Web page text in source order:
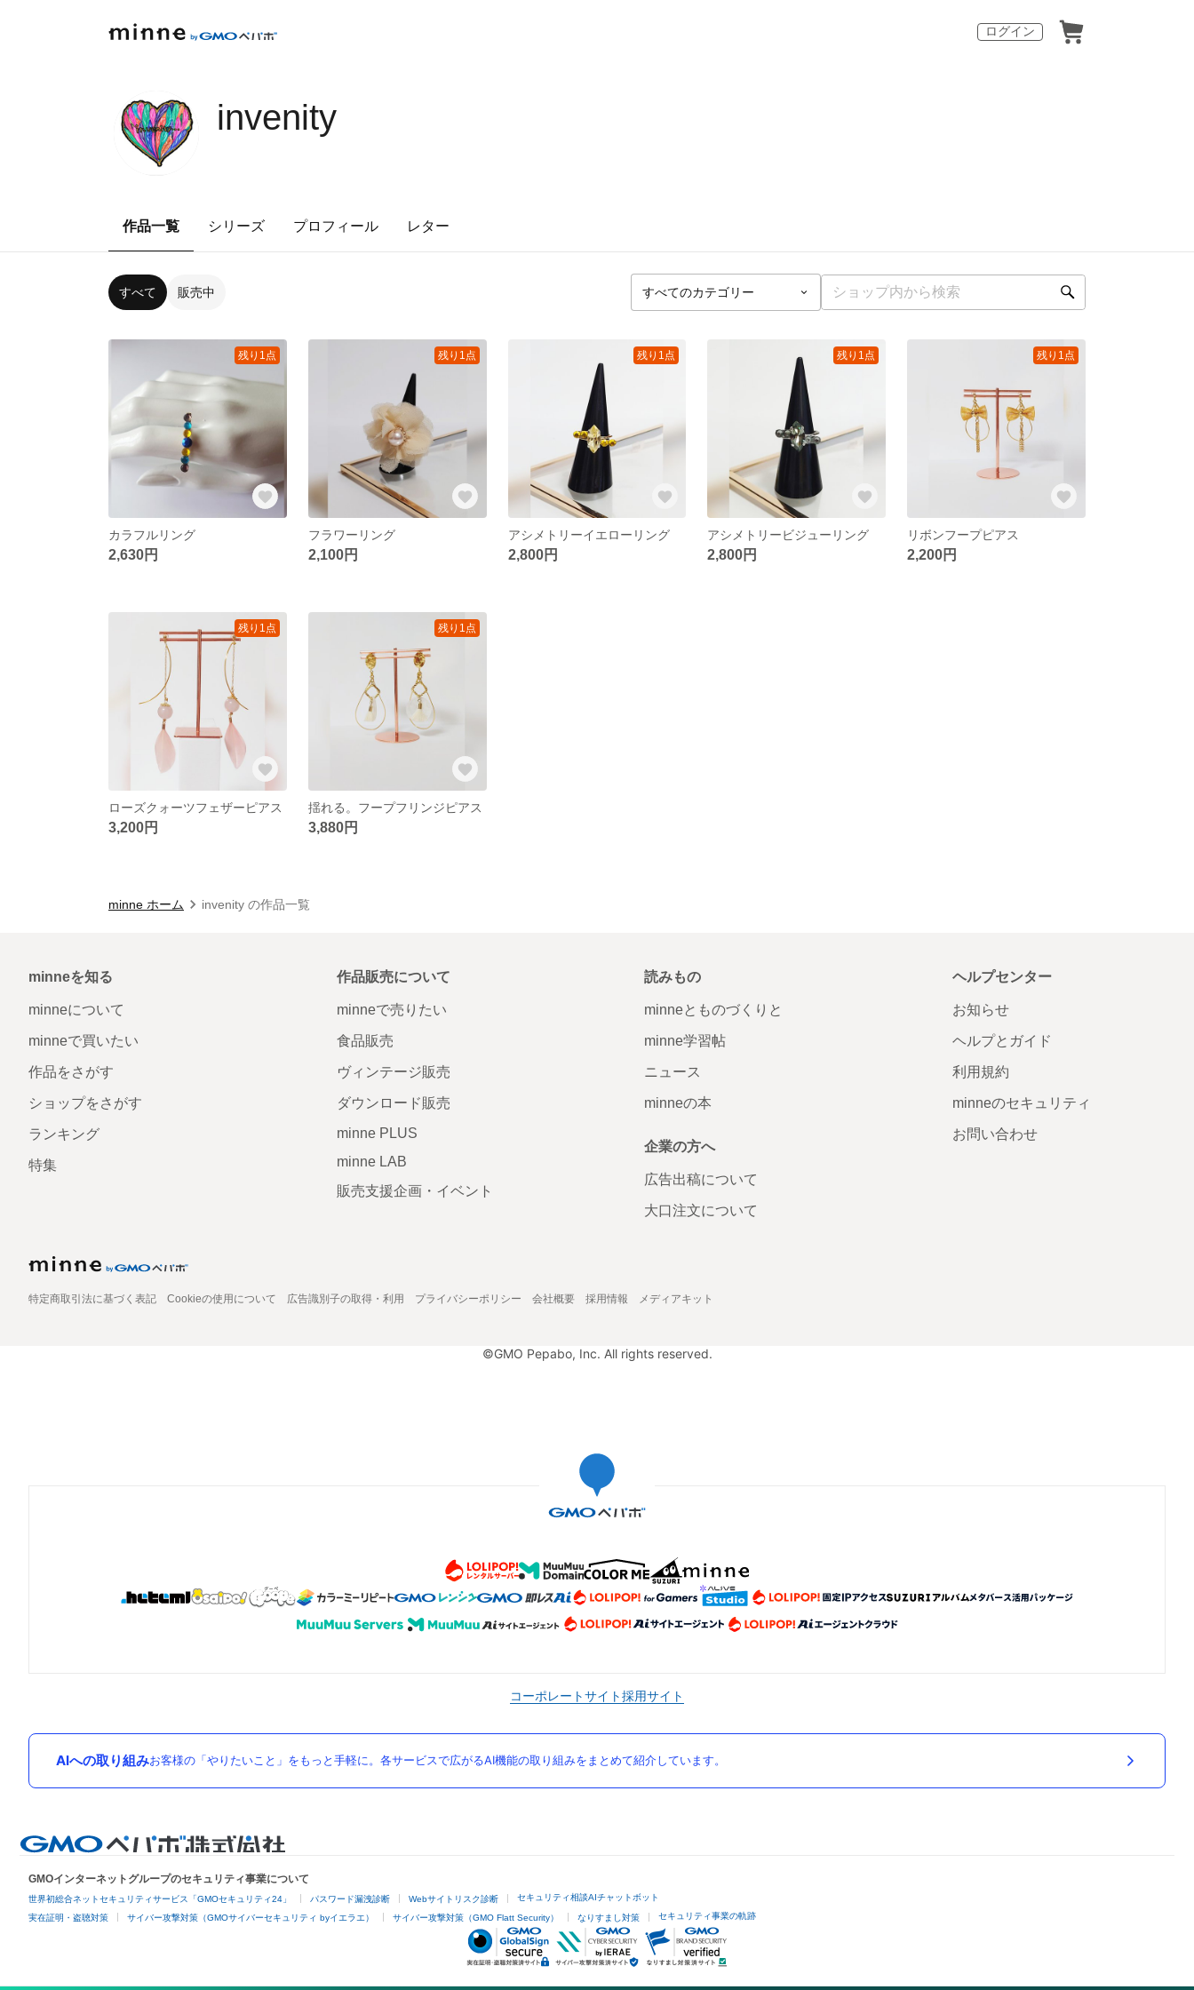
ログイン
invenity
作品一覧 シリーズ プロフィール レター
すべて 販売中
残り1点
カラフルリング
2,630円
残り1点
フラワーリング
2,100円
残り1点
アシメトリーイエローリング
2,800円
残り1点
アシメトリービジューリング
2,800円
残り1点
リボンフープピアス
2,200円
残り1点
ローズクォーツフェザーピアス
3,200円
残り1点
揺れる。フープフリンジピアス
3,880円
minne ホーム invenity の作品一覧
minneを知る
minneについて
minneで買いたい
作品をさがす
ショップをさがす
ランキング
特集
作品販売について
minneで売りたい
食品販売
ヴィンテージ販売
ダウンロード販売
minne PLUS
minne LAB
販売支援企画・イベント
読みもの
minneとものづくりと
minne学習帖
ニュース
minneの本
企業の方へ
広告出稿について
大口注文について
ヘルプセンター
お知らせ
ヘルプとガイド
利用規約
minneのセキュリティ
お問い合わせ
特定商取引法に基づく表記 Cookieの使用について 広告識別子の取得・利用 プライバシーポリシー 会社概要 採用情報 メディアキット
©GMO Pepabo, Inc. All rights reserved.
コーポレートサイト採用サイト
AIへの取り組みお客様の「やりたいこと」をもっと手軽に。各サービスで広がるAI機能の取り組みをまとめて紹介しています。
GMOインターネットグループのセキュリティ事業について
世界初総合ネットセキュリティサービス「GMOセキュリティ24」 パスワード漏洩診断 Webサイトリスク診断 セキュリティ相談AIチャットボット
実在証明・盗聴対策 サイバー攻撃対策（GMOサイバーセキュリティ byイエラエ） サイバー攻撃対策（GMO Flatt Security） なりすまし対策 セキュリティ事業の軌跡